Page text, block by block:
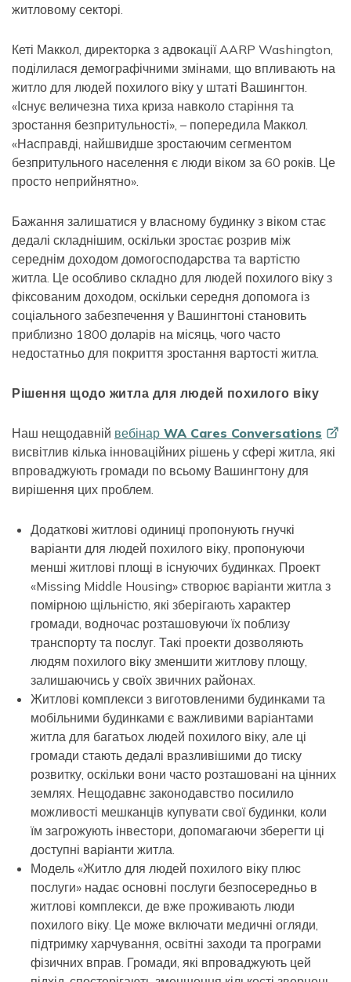
житловому секторі.
Кеті Маккол, директорка з адвокації AARP Washington,
поділилася демографічними змінами, що впливають на
житло для людей похилого віку у штаті Вашингтон.
«Існує величезна тиха криза навколо старіння та
зростання безпритульності», – попередила Маккол.
«Насправді, найшвидше зростаючим сегментом
безпритульного населення є люди віком за 60 років. Це
просто неприйнятно».
Бажання залишатися у власному будинку з віком стає
дедалі складнішим, оскільки зростає розрив між
середнім доходом домогосподарства та вартістю
житла. Це особливо складно для людей похилого віку з
фіксованим доходом, оскільки середня допомога із
соціального забезпечення у Вашингтоні становить
приблизно 1800 доларів на місяць, чого часто
недостатньо для покриття зростання вартості житла.
Рішення щодо житла для людей похилого віку
Наш нещодавній вебінар WA Cares Conversations
висвітлив кілька інноваційних рішень у сфері житла, які
впроваджують громади по всьому Вашингтону для
вирішення цих проблем.
Додаткові житлові одиниці пропонують гнучкі
варіанти для людей похилого віку, пропонуючи
менші житлові площі в існуючих будинках. Проект
«Missing Middle Housing» створює варіанти житла з
помірною щільністю, які зберігають характер
громади, водночас розташовуючи їх поблизу
транспорту та послуг. Такі проекти дозволяють
людям похилого віку зменшити житлову площу,
залишаючись у своїх звичних районах.
Житлові комплекси з виготовленими будинками та
мобільними будинками є важливими варіантами
житла для багатьох людей похилого віку, але ці
громади стають дедалі вразливішими до тиску
розвитку, оскільки вони часто розташовані на цінних
землях. Нещодавнє законодавство посилило
можливості мешканців купувати свої будинки, коли
їм загрожують інвестори, допомагаючи зберегти ці
доступні варіанти житла.
Модель «Житло для людей похилого віку плюс
послуги» надає основні послуги безпосередньо в
житлові комплекси, де вже проживають люди
похилого віку. Це може включати медичні огляди,
підтримку харчування, освітні заходи та програми
фізичних вправ. Громади, які впроваджують цей